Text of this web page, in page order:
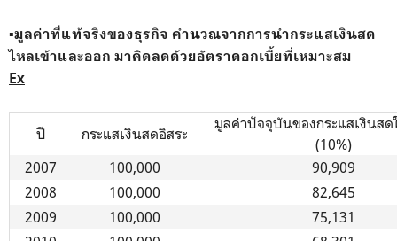
▪️มูลค่าที่แท้จริงของธุรกิจ คำนวณจากการนำกระแสเงินสด
ไหลเข้าและออก มาคิดลดด้วยอัตราดอกเบี้ยที่เหมาะสม
Ex
ปี กระแสเงินสดอิสระ
มูลค่าปัจจุบันของกระแสเงินส
(10%)
2007
100,000
90,909
2008
100,000
82,645
2009
100,000
75,131